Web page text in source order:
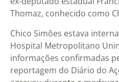
Thomaz, conhecido como
Chico Simões estava
Hospital Metropolitano
informações confirmadas
reportagem do Diário do